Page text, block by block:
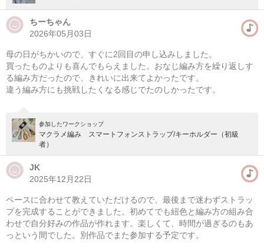
マクラメ編み メッシュバッグ
08/09(日) 10:00-14:00
東京 （東横線）学芸大学駅から徒歩14分
ちーちゃん
2026年05月03日
母の日がちかいので、すぐに2回目の申し込みしました。
買ったものよりも喜んでもらえました。おなじ編み方を繰り返しす
る編み方だったので、きれいに出来てよかったです。
違う編み方にも挑戦したくなる感じでたのしかったです。
参加したワークショップ
マクラメ編み スマートフォンストラップ/キーホルダー（初級
者）
JK
2025年12月22日
ペースに合わせて教えていただけるので、最後まで迷わずストラッ
プを完成することができました。初めてでも紐色と編み方の組み合
わせで自分好みの作品が作れます。楽しくて、時間が過ぎるのもあ
っという間でした。別作品でまた参加する予定です。